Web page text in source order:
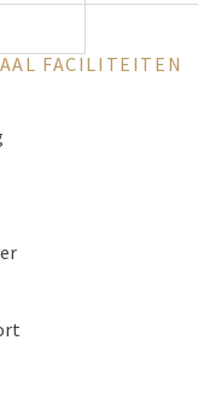
FACILITEITEN